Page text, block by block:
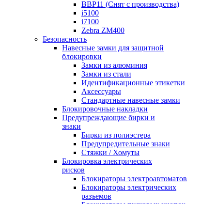
BBP11 (Снят с производства)
i5100
i7100
Zebra ZM400
Безопасность
Навесные замки для защитной
блокировки
Замки из алюминия
Замки из стали
Идентификационные этикетки
Аксессуары
Стандартные навесные замки
Блокировочные накладки
Предупреждающие бирки и
знаки
Бирки из полиэстера
Предупредительные знаки
Стяжки / Хомуты
Блокировка электрических
рисков
Блокираторы электроавтоматов
Блокираторы электрических
разъемов